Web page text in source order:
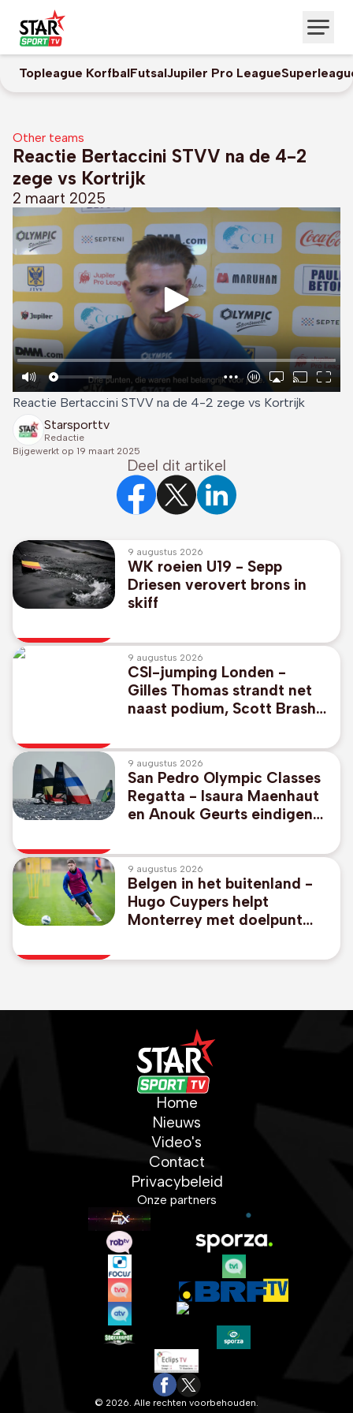
Topleague KorfbalFutsalJupiler Pro League
Other teams
Reactie Bertaccini STVV na de 4-2
zege vs Kortrijk
2 maart 2025
Reactie Bertaccini STVV na de 4-2 zege vs Kortrijk
Starsporttv
Redactie
Bijgewerkt op 19 maart 2025
Deel dit artikel
9 augustus 2026
WK roeien U19 - Sepp
Driesen verovert brons in
skiff
9 augustus 2026
CSI-jumping Londen -
Gilles Thomas strandt net
naast podium, Scott Brash
9 augustus 2026
San Pedro Olympic Classes
Regatta - Isaura Maenhaut
en Anouk Geurts eindigen
FX
9 augustus 2026
Belgen in het buitenland -
Hugo Cuypers helpt
Monterrey met doelpunt
van afwezige Messi
Home
Nieuws
Video's
Contact
Privacybeleid
Onze partners
© 2026. Alle rechten voorbehouden.